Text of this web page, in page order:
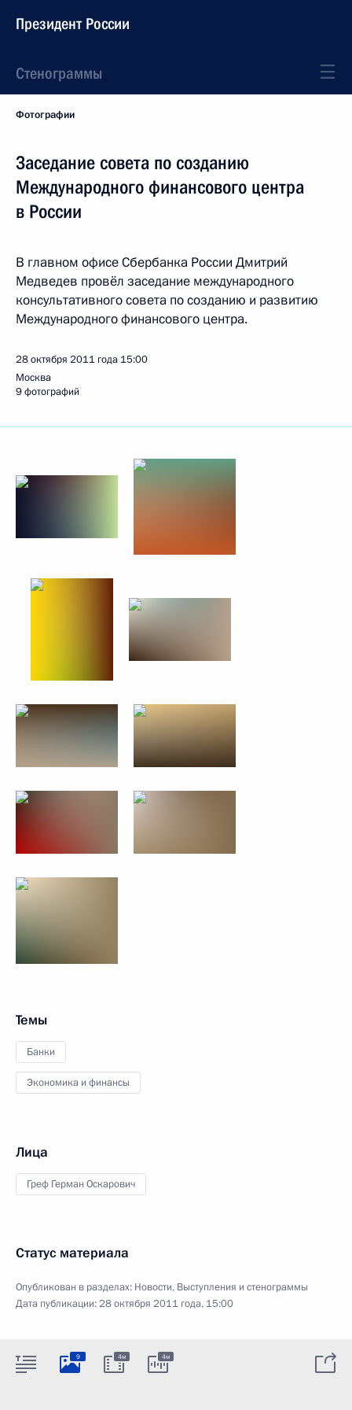
Президент России
Стенограммы
Фотографии
Заседание совета по созданию
Международного финансового центра
в России
В главном офисе Сбербанка России Дмитрий
Медведев провёл заседание международного
консультативного совета по созданию и развитию
Международного финансового центра.
28 октября 2011 года 15:00
Москва
9 фотографий
Темы
Банки
Экономика и финансы
Лица
Греф Герман Оскарович
Статус материала
Опубликован в разделах: Новости, Выступления и стенограммы
Дата публикации:28 октября 2011 года, 15:00
9 4м 4м